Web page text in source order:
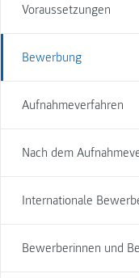
Voraussetzungen
Bewerbung
Aufnahmeverfahren
Nach dem
Internationale
Bewerberinnen und